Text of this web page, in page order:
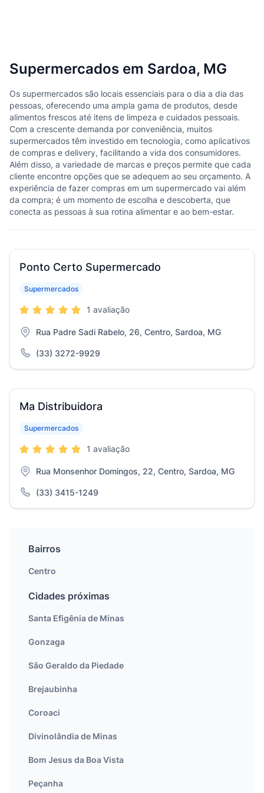
Supermercados em Sardoa, MG
Os supermercados são locais essenciais para o dia a dia das
pessoas, oferecendo uma ampla gama de produtos, desde
alimentos frescos até itens de limpeza e cuidados pessoais.
Com a crescente demanda por conveniência, muitos
supermercados têm investido em tecnologia, como aplicativos
de compras e delivery, facilitando a vida dos consumidores.
Além disso, a variedade de marcas e preços permite que cada
cliente encontre opções que se adequem ao seu orçamento. A
experiência de fazer compras em um supermercado vai além
da compra; é um momento de escolha e descoberta, que
conecta as pessoas à sua rotina alimentar e ao bem-estar.
Ponto Certo Supermercado
Supermercados
1 avaliação
Rua Padre Sadi Rabelo, 26, Centro, Sardoa, MG
(33) 3272-9929
Ma Distribuidora
Supermercados
1 avaliação
Rua Monsenhor Domingos, 22, Centro, Sardoa, MG
(33) 3415-1249
Bairros
Centro
Cidades próximas
Santa Efigênia de Minas
Gonzaga
São Geraldo da Piedade
Brejaubinha
Coroaci
Divinolândia de Minas
Bom Jesus da Boa Vista
Peçanha